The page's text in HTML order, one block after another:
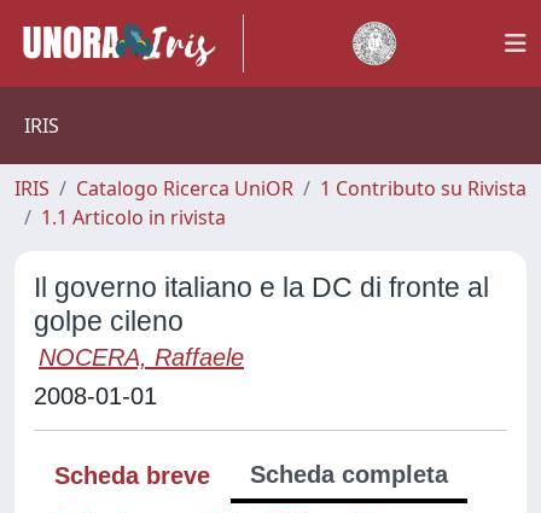
IRIS
IRIS Catalogo Ricerca UniOR
1 Contributo su Rivista
1.1 Articolo in rivista
Il governo italiano e la DC di fronte al
golpe cileno
NOCERA, Raffaele
2008-01-01
Scheda breve
Scheda completa